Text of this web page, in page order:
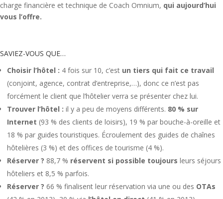
charge financière et technique de Coach Omnium, qui aujourd’hui
vous l’offre.
SAVIEZ-VOUS QUE…
Choisir l’hôtel : 4 fois sur 10, c’est un tiers qui fait ce travail
(conjoint, agence, contrat d’entreprise,…), donc ce n’est pas
forcément le client que l’hôtelier verra se présenter chez lui.
Trouver l’hôtel : il y a peu de moyens différents. 80 % sur
Internet (93 % des clients de loisirs), 19 % par bouche-à-oreille et
18 % par guides touristiques. Écroulement des guides de chaînes
hôtelières (3 %) et des offices de tourisme (4 %).
Réserver ? 88,7 % réservent si possible toujours leurs séjours
hôteliers et 8,5 % parfois.
Réserver ? 66 % finalisent leur réservation via une ou des OTAs